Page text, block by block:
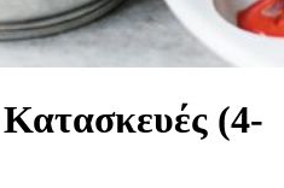
Κατασκευές (4-